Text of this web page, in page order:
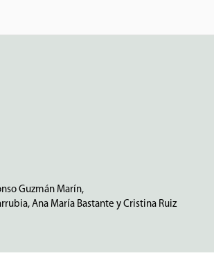
Guzmán Marín,
Ana María Bastante y Cristina Ruiz